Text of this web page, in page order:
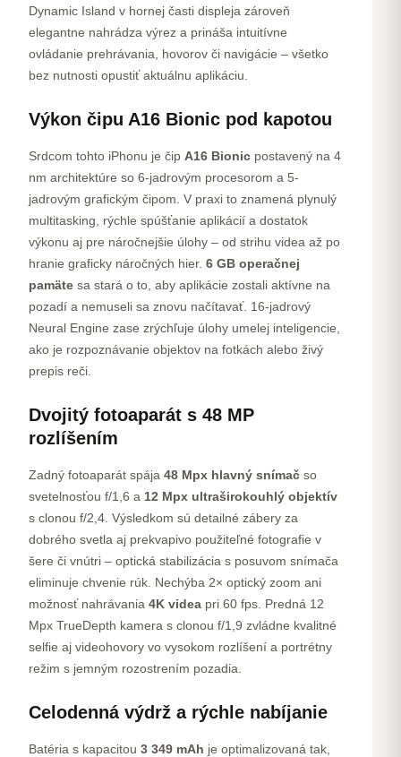
Dynamic Island v hornej časti displeja zároveň
elegantne nahrádza výrez a prináša intuitívne
ovládanie prehrávania, hovorov či navigácie – všetko
bez nutnosti opustiť aktuálnu aplikáciu.
Výkon čipu A16 Bionic pod kapotou
Srdcom tohto iPhonu je čip A16 Bionic postavený na 4
nm architektúre so 6-jadrovým procesorom a 5-
jadrovým grafickým čipom. V praxi to znamená plynulý
multitasking, rýchle spúšťanie aplikácií a dostatok
výkonu aj pre náročnejšie úlohy – od strihu videa až po
hranie graficky náročných hier. 6 GB operačnej
pamäte sa stará o to, aby aplikácie zostali aktívne na
pozadí a nemuseli sa znovu načítavať. 16-jadrový
Neural Engine zase zrýchľuje úlohy umelej inteligencie,
ako je rozpoznávanie objektov na fotkách alebo živý
prepis reči.
Dvojitý fotoaparát s 48 MP
rozlíšením
Zadný fotoaparát spája 48 Mpx hlavný snímač so
svetelnosťou f/1,6 a 12 Mpx ultraširokouhlý objektív
s clonou f/2,4. Výsledkom sú detailné zábery za
dobrého svetla aj prekvapivo použiteľné fotografie v
šere či vnútri – optická stabilizácia s posuvom snímača
eliminuje chvenie rúk. Nechýba 2× optický zoom ani
možnosť nahrávania 4K videa pri 60 fps. Predná 12
Mpx TrueDepth kamera s clonou f/1,9 zvládne kvalitné
selfie aj videohovory vo vysokom rozlíšení a portrétny
režim s jemným rozostrením pozadia.
Celodenná výdrž a rýchle nabíjanie
Batéria s kapacitou 3 349 mAh je optimalizovaná tak,